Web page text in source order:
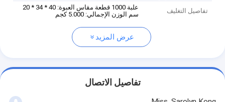
تفاصيل التغليف
علبة 1000 قطعة مقاس العبوة: 40 * 34 * 20
سم الوزن الإجمالي: 5.000 كجم
عرض المزيد
تفاصيل الاتصال